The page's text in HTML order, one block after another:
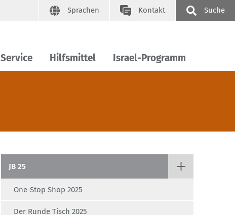
Sprachen Kontakt Suche
Service Hilfsmittel Israel-Programm
JB 25
One-Stop Shop 2025
Der Runde Tisch 2025